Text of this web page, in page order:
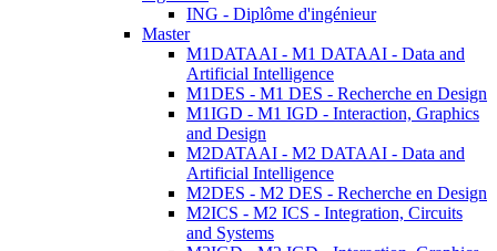
ING - Diplôme d'ingénieur
Master
M1DATAAI - M1 DATAAI - Data and
Artificial Intelligence
M1DES - M1 DES - Recherche en Design
M1IGD - M1 IGD - Interaction, Graphics
and Design
M2DATAAI - M2 DATAAI - Data and
Artificial Intelligence
M2DES - M2 DES - Recherche en Design
M2ICS - M2 ICS - Integration, Circuits
and Systems